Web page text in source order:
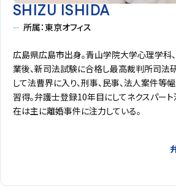
SHIZU ISHIDA
所属：東京オフィス
広島県広島市出身。青山学院大学心理学科
業後、新司法試験に合格し最高裁判所司法
して法曹界に入り、刑事、民事、法人案件
習得。弁護士登録10年目にしてネクスパー
在は主に離婚事件に注力している。